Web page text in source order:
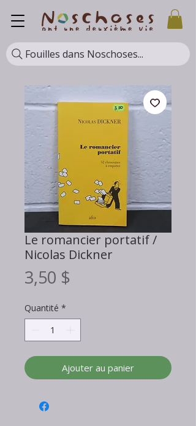
Fouilles dans Noschoses...
Le romancier portatif /
Nicolas Dickner
3,50 $
Quantité *
Ajouter au panier